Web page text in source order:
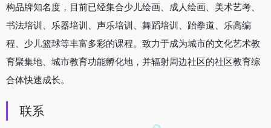
构品牌知名度，目前已经集合少儿绘画、成人绘画、美术艺考、
书法培训、乐器培训、声乐培训、舞蹈培训、跆拳道、乐高编
程、少儿篮球等丰富多彩的课程。致力于成为城市的文化艺术教
育聚集地、城市教育功能孵化地，并辐射周边社区的社区教育综
合体快速成长。
联系